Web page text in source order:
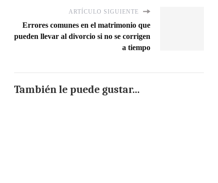
ARTÍCULO SIGUIENTE
Errores comunes en el matrimonio que
pueden llevar al divorcio si no se corrigen
a tiempo
También le puede gustar...